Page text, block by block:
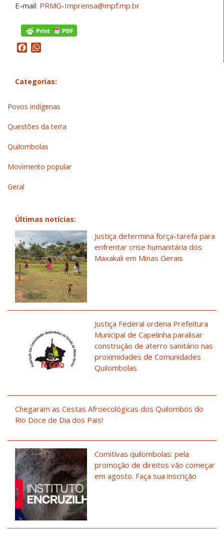
E-mail: PRMG-Imprensa@mpf.mp.br
Facebook
Categorias:
Povos indígenas
Questões da terra
Quilombolas
Movimento popular
Geral
Últimas notícias:
Justiça determina força-tarefa para
enfrentar crise humanitária dos
Maxakali em Minas Gerais
Justiça Federal ordena Prefeitura
Municipal de Capelinha paralisar
construção de aterro sanitário nas
proximidades de Comunidades
Quilombolas
Chegaram as Cestas Afroecológicas dos Quilombos do
Rio Doce de Dia dos Pais!
Comitivas quilombolas: pela
promoção de direitos vão começar
em agosto. Faça sua inscrição